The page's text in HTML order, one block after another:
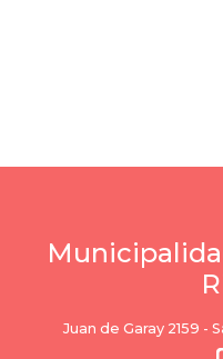
Juan de Garay 2159 -